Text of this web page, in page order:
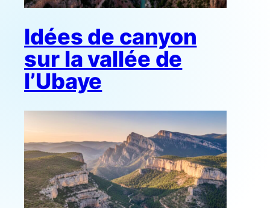
Idées de canyon
sur la vallée de
l’Ubaye